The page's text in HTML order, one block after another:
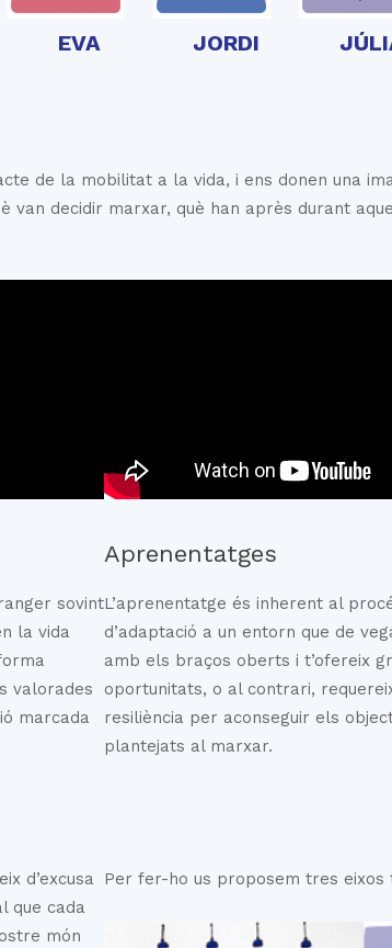
EVA JORDI
de la mobilitat a la vida, i ens donen una
decidir marxar, què han après durant
sovint
la vida
valorades
marcada
Aprenentatges
L’aprenentatge és inherent al
d’adaptació a un entorn que de
amb els braços oberts i t’ofereix
oportunitats, o al contrari,
resiliència per aconseguir els
plantejats al marxar.
d’excusa
que cada
món
Per fer-ho us proposem tres eixos